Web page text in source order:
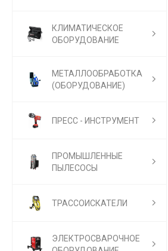
КЛИМАТИЧЕСКОЕ
ОБОРУДОВАНИЕ
МЕТАЛЛООБРАБОТКА
(ОБОРУДОВАНИЕ)
ПРЕСС - ИНСТРУМЕНТ
ПРОМЫШЛЕННЫЕ
ПЫЛЕСОСЫ
ТРАССОИСКАТЕЛИ
ЭЛЕКТРОСВАРОЧНОЕ